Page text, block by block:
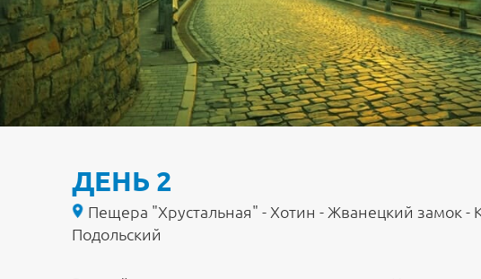
ДЕНЬ 2
Пещера "Хрустальная" - Хотин - Жванецкий замок -
Подольский